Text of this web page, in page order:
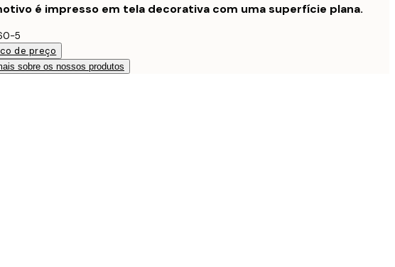
é impresso em tela decorativa com uma superfície plana.
5
de preço
sobre os nossos produtos